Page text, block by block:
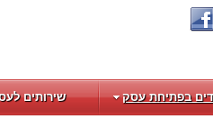
בפתיחת עסק שירותים